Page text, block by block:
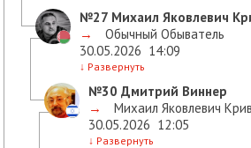
№27 Михаил Яковлевич
→
Обычный Обыватель
30.05.2026 14:09
↓ Развернуть
№30 Дмитрий Виннер
→
Михаил Яковлевич
30.05.2026 12:05
↓ Развернуть